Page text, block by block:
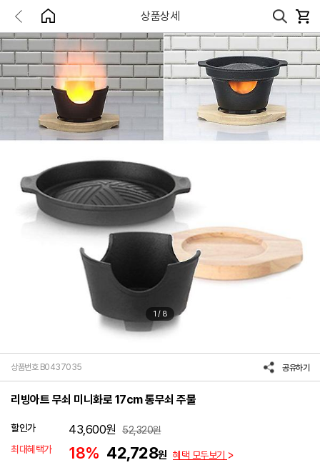
상품상세
1 / 8
상품번호 B0437035 공유하기
리빙아트 무쇠 미니화로 17cm 통무쇠 주물
할인가 43,600원 52,320원
최대혜택가
18% 42,728원 혜택 모두보기